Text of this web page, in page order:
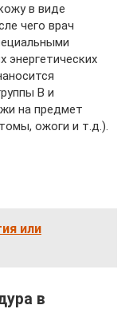
в виде
чего врач
энергетических
B и
на предмет
ожоги и т.д.).
или
в